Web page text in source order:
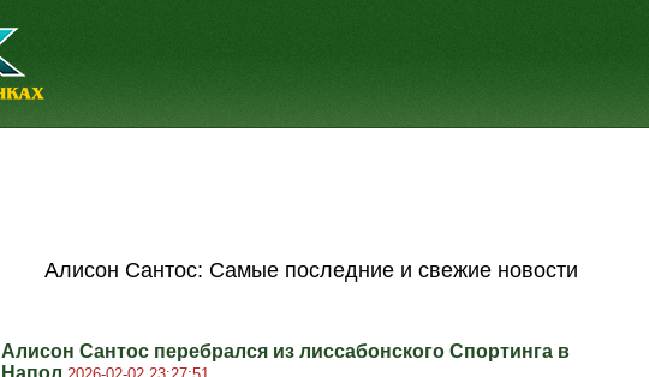
Алисон Сантос: Самые последние и свежие новости
Алисон Сантос перебрался из лиссабонского Спортинга в
Напол